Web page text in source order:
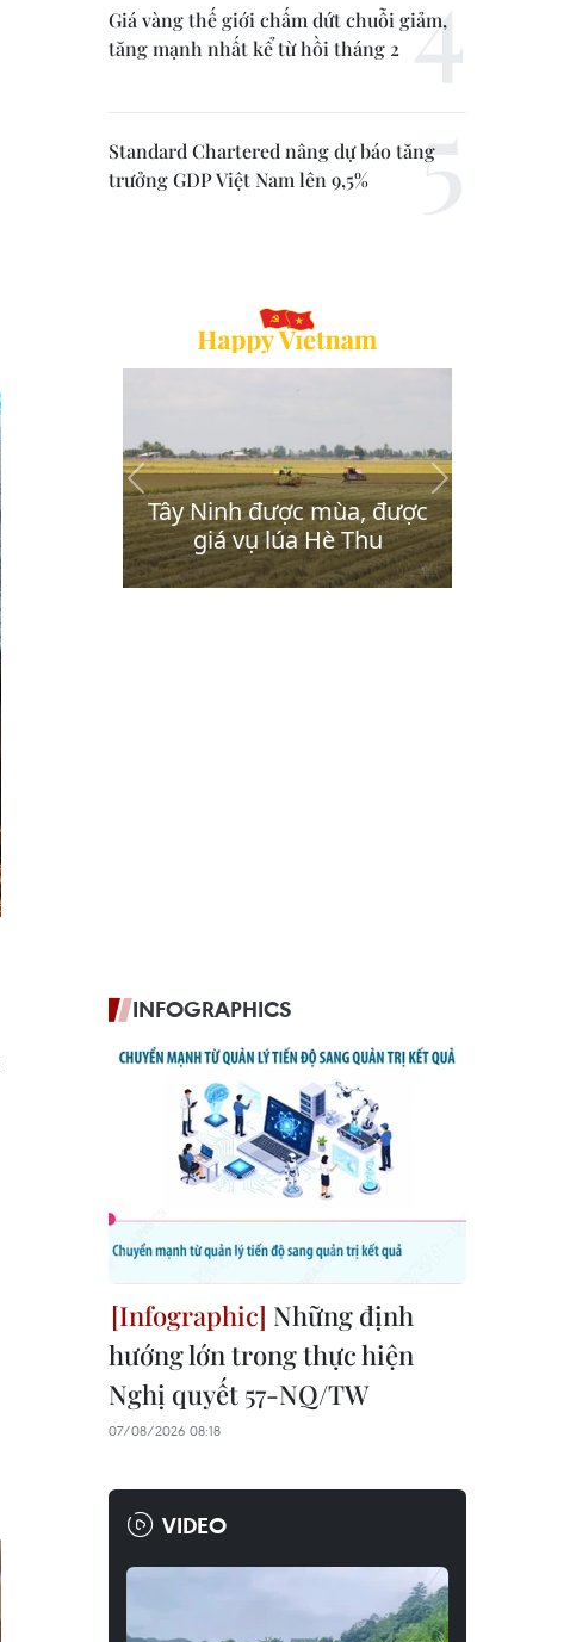
Giá vàng thế giới chấm dứt chuỗi giảm,
tăng mạnh nhất kể từ hồi tháng 2
Standard Chartered nâng dự báo tăng
trưởng GDP Việt Nam lên 9,5%
INFOGRAPHICS
Những định
hướng lớn trong thực hiện
Nghị quyết 57-NQ/TW
07/08/2026 08:18
VIDEO